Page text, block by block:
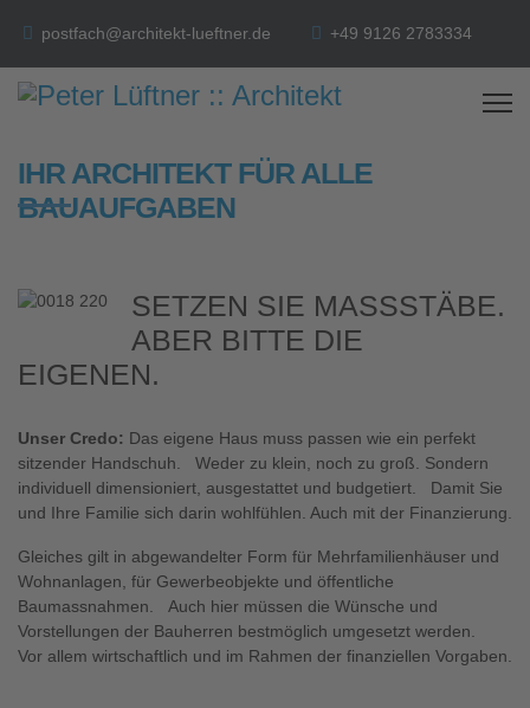
postfach@architekt-lueftner.de +49 9126 2783334
IHR ARCHITEKT FÜR ALLE
BAUAUFGABEN
SETZEN SIE MASSSTÄBE. A
BER BITTE DIE E
IGENEN.
Unser Credo: Das eigene Haus muss passen wie ein perfekt
sitzender Handschuh. Weder zu klein, noch zu groß. Sondern
individuell dimensioniert, ausgestattet und budgetiert. Damit Sie
und Ihre Familie sich darin wohlfühlen. Auch mit der Finanzierung.
Gleiches gilt in abgewandelter Form für Mehrfamilienhäuser und
Wohnanlagen, für Gewerbeobjekte und öffentliche
Baumassnahmen. Auch hier müssen die Wünsche und
Vorstellungen der Bauherren bestmöglich umgesetzt werden.
Vor allem wirtschaftlich und im Rahmen der finanziellen Vorgaben.